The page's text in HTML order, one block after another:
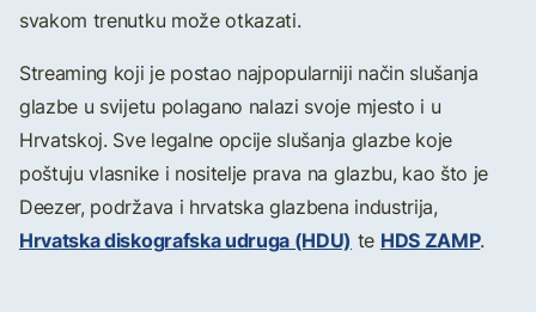
svakom trenutku može otkazati.
Streaming koji je postao najpopularniji način slušanja
glazbe u svijetu polagano nalazi svoje mjesto i u
Hrvatskoj. Sve legalne opcije slušanja glazbe koje
poštuju vlasnike i nositelje prava na glazbu, kao što je
Deezer, podržava i hrvatska glazbena industrija,
Hrvatska diskografska udruga (HDU) te HDS ZAMP.